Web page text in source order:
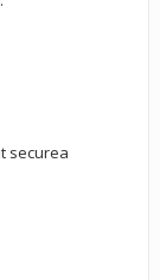
securea